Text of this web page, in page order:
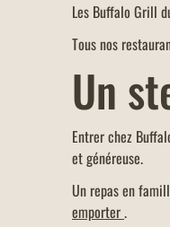
Les Buffalo Grill
Tous nos
Un
Entrer chez
et généreuse.
Un repas en
emporter.